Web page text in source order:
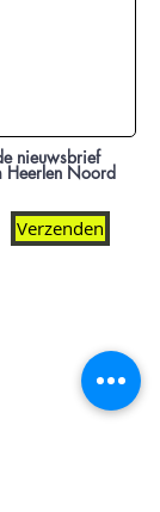
nieuwsbrief
Heerlen Noord
Verzenden